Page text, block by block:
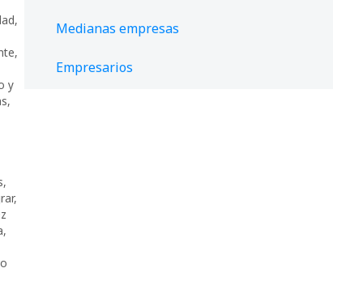
,
,
y
,
,
,
,
Medianas empresas
Empresarios